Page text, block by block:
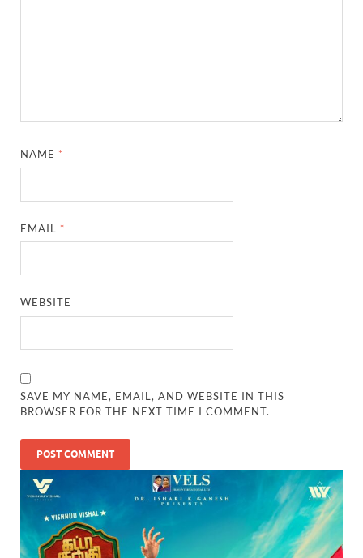
NAME *
EMAIL *
WEBSITE
SAVE MY NAME, EMAIL, AND WEBSITE IN THIS
BROWSER FOR THE NEXT TIME I COMMENT.